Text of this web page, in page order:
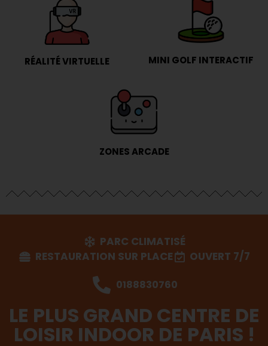
RÉALITÉ VIRTUELLE MINI GOLF INTERACTIF
ZONES ARCADE
PARC CLIMATISÉ
RESTAURATION SUR PLACE
OUVERT 7/7
0188830760
LE PLUS GRAND CENTRE DE
LOISIR INDOOR DE PARIS !